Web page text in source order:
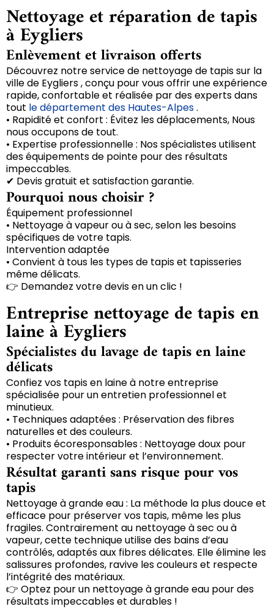
Nettoyage et réparation de tapis
à Eygliers
Enlèvement et livraison offerts
Découvrez notre service de nettoyage de tapis sur la
ville de Eygliers , conçu pour vous offrir une expérience
rapide, confortable et réalisée par des experts dans
tout le département des Hautes-Alpes.
• Rapidité et confort : Évitez les déplacements, Nous
nous occupons de tout.
• Expertise professionnelle : Nos spécialistes utilisent
des équipements de pointe pour des résultats
impeccables.
✔ Devis gratuit et satisfaction garantie.
Pourquoi nous choisir ?
Équipement professionnel
• Nettoyage à vapeur ou à sec, selon les besoins
spécifiques de votre tapis.
Intervention adaptée
• Convient à tous les types de tapis et tapisseries
même délicats.
👉 Demandez votre devis en un clic !
Entreprise nettoyage de tapis en
laine à Eygliers
Spécialistes du lavage de tapis en laine
délicats
Confiez vos tapis en laine à notre entreprise
spécialisée pour un entretien professionnel et
minutieux.
• Techniques adaptées : Préservation des fibres
naturelles et des couleurs.
• Produits écoresponsables : Nettoyage doux pour
respecter votre intérieur et l’environnement.
Résultat garanti sans risque pour vos
tapis
Nettoyage à grande eau : La méthode la plus douce et
efficace pour préserver vos tapis, même les plus
fragiles. Contrairement au nettoyage à sec ou à
vapeur, cette technique utilise des bains d’eau
contrôlés, adaptés aux fibres délicates. Elle élimine les
salissures profondes, ravive les couleurs et respecte
l’intégrité des matériaux.
👉 Optez pour un nettoyage à grande eau pour des
résultats impeccables et durables !